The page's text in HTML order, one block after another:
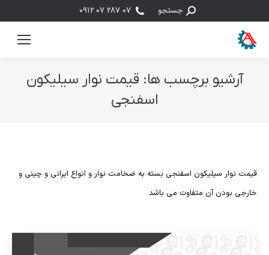
جستجو:جستجو 07 287 07 0912
آرشیو برچسب ها: قیمت نوار سیلیکون
اسفنجی
قیمت نوار سیلیکون اسفنجی بسته به ضخامت نوار و انواع ایرانی و چینی و
خارجی بودن آن متفاوت می باشد